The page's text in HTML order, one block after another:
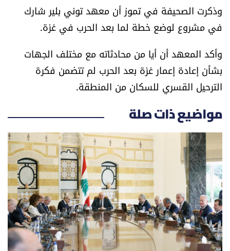
فصل من كتاب
اقرأ تضحك
كاميرا
سجالات
صحّة وصحن
الرياضة
منوّعات
حظّك اليوم
للتاريخ
وذكرت الصحيفة في تموز أن معهد توني بلير شارك
في مشروع لوضع خطة لما بعد الحرب في غزة.
وأكد المعهد أن أيا من محادثاته مع مختلف الجهات
بشأن إعادة إعمار غزة بعد الحرب لم تتضمن فكرة
الترحيل القسري للسكان من المنطقة.
مواضيع ذات صلة